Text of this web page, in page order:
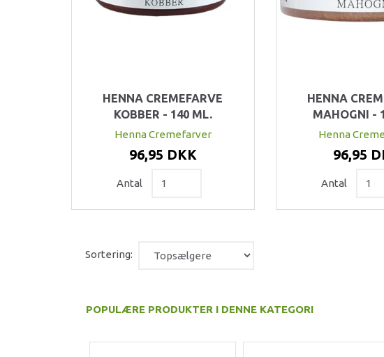
HENNA CREMEFARVE
KOBBER - 140 ML.
Henna Cremefarver
96,95 DKK
Antal
HENNA
MAHOGNI -
Henna
96,95
Antal
Sortering:
POPULÆRE PRODUKTER I DENNE KATEGORI